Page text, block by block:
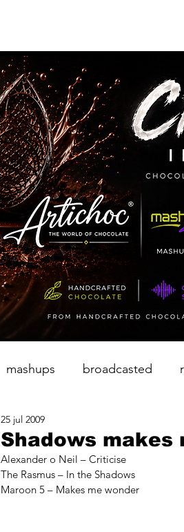
mashups broadcasted
Shadows makes
25 jul 2009
Alexander o Neil – Criticise
The Rasmus – In the Shadows
Maroon 5 – Makes me wonder